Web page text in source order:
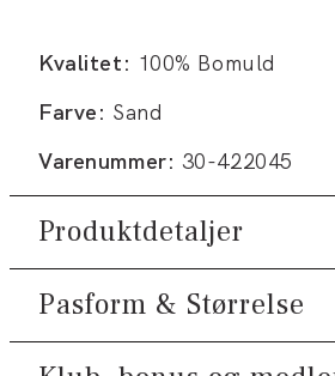
Kvalitet: 100% Bomuld
Farve: Sand
Varenummer: 30-422045
Produktdetaljer
Logo på venstre bryst.
Certificeret med OEKO-
Pasform & Størrelse